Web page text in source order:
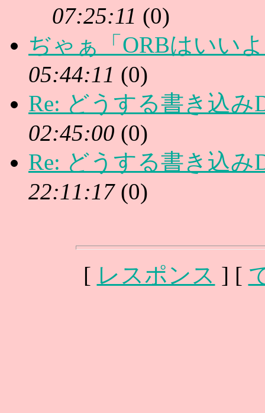
07:25:11 (0)
ぢゃぁ「ORBはいい
05:44:11 (0)
Re: どうする書き込み
02:45:00 (0)
Re: どうする書き込み
22:11:17(0)
[ レスポンス ] [